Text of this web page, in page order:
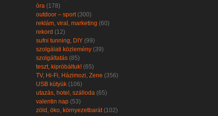
óra (178)
outdoor – sport(300)
reklám, viral, marketing (60)
rekord (12)
sufni tunning, DIY (99)
szolgálati közlemény (39)
szolgáltatás (85)
teszt, kipróbáltuk! (65)
TV, Hi-Fi, Házimozi, Zene (356)
USB kütyük (106)
utazás, hotel, szálloda (65)
valentin nap (53)
zöld, öko, környezetbarát(102)